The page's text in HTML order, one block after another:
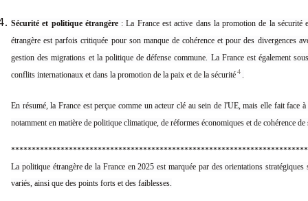
Sécurité et politique étrangère: La France est active dans la promotion de la sécurité
étrangère est parfois critiquée pour son manque de cohérence et pour des divergences
gestion des migrations et la politique de défense commune. La France est également
conflits internationaux et dans la promotion de la paix et de la sécurité4 .
En résumé, la France est perçue comme un acteur clé au sein de l'UE, mais elle fait face
notamment en matière de politique climatique, de réformes économiques et de cohérence
La politique étrangère de la France en 2025 est marquée par des orientations
variés, ainsi que des points forts et des faiblesses.